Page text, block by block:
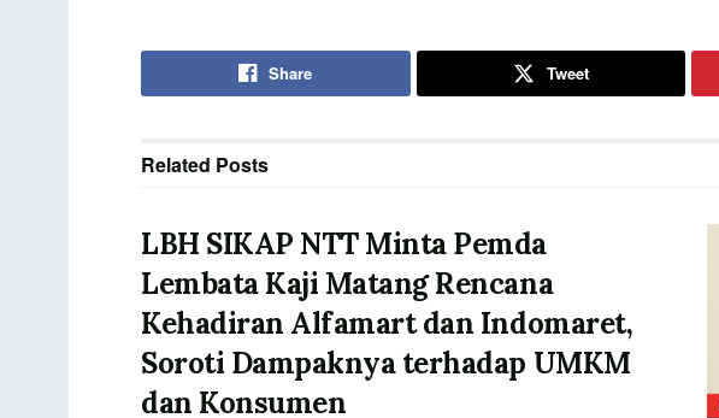
Share Tweet
Related Posts
LBH SIKAP NTT Minta Pemda
Lembata Kaji Matang Rencana
Kehadiran Alfamart dan Indomaret,
Soroti Dampaknya terhadap UMKM
dan Konsumen